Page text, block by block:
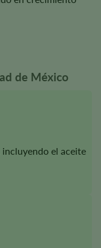
de México
incluyendo el aceite